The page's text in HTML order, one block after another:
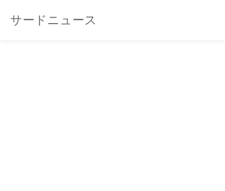
サードニュース